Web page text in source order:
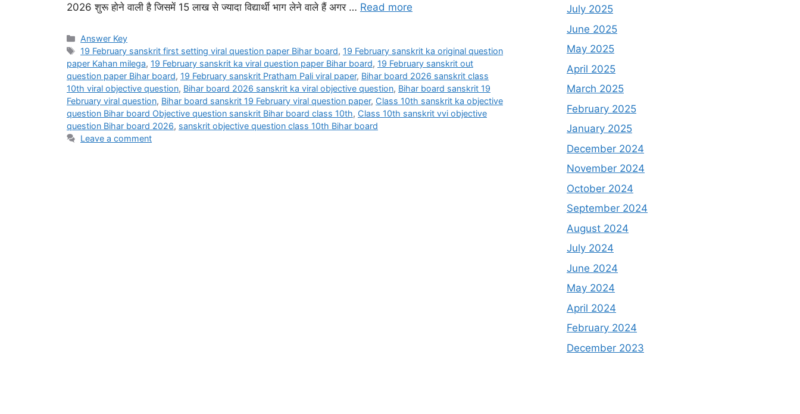
2026 शुरू होने वाली है जिसमें 15 लाख से ज्यादा विद्यार्थी भाग लेने वाले हैं अगर … Read more
Categories
Answer Key
Tags
19 February sanskrit first setting viral question paper Bihar board, 19 February sanskrit ka original question
paper Kahan milega, 19 February sanskrit ka viral question paper Bihar board, 19 February sanskrit out
question paper Bihar board, 19 February sanskrit Pratham Pali viral paper, Bihar board 2026 sanskrit class
10th viral objective question, Bihar board 2026 sanskrit ka viral objective question, Bihar board sanskrit 19
February viral question, Bihar board sanskrit 19 February viral question paper, Class 10th sanskrit ka objective
question Bihar board Objective question sanskrit Bihar board class 10th, Class 10th sanskrit vvi objective
question Bihar board 2026, sanskrit objective question class 10th Bihar board
Leave a comment
July 2025
June 2025
May 2025
April 2025
March 2025
February 2025
January 2025
December 2024
November 2024
October 2024
September 2024
August 2024
July 2024
June 2024
May 2024
April 2024
February 2024
December 2023